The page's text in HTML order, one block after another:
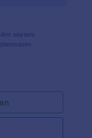
sayısını